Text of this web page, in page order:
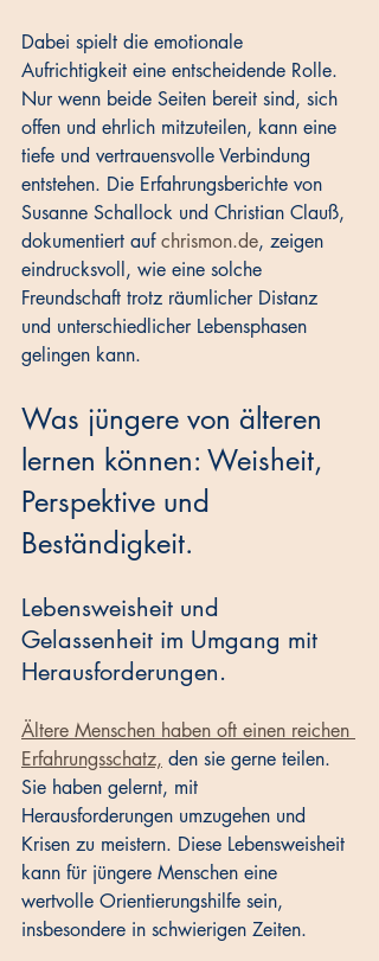
Dabei spielt die emotionale
Aufrichtigkeit eine entscheidende Rolle.
Nur wenn beide Seiten bereit sind, sich
offen und ehrlich mitzuteilen, kann eine
tiefe und vertrauensvolle Verbindung
entstehen. Die Erfahrungsberichte von
Susanne Schallock und Christian Clauß,
dokumentiert auf chrismon.de, zeigen
eindrucksvoll, wie eine solche
Freundschaft trotz räumlicher Distanz
und unterschiedlicher Lebensphasen
gelingen kann.
Was jüngere von älteren
lernen können: Weisheit,
Perspektive und
Beständigkeit.
Lebensweisheit und
Gelassenheit im Umgang mit
Herausforderungen.
Ältere Menschen haben oft einen reichen
Erfahrungsschatz, den sie gerne teilen.
Sie haben gelernt, mit
Herausforderungen umzugehen und
Krisen zu meistern. Diese Lebensweisheit
kann für jüngere Menschen eine
wertvolle Orientierungshilfe sein,
insbesondere in schwierigen Zeiten.